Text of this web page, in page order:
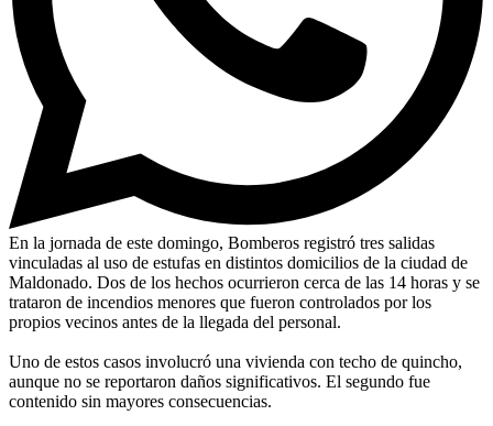
En la jornada de este domingo, Bomberos registró tres salidas
vinculadas al uso de estufas en distintos domicilios de la ciudad de
Maldonado. Dos de los hechos ocurrieron cerca de las 14 horas y se
trataron de incendios menores que fueron controlados por los
propios vecinos antes de la llegada del personal.
Uno de estos casos involucró una vivienda con techo de quincho,
aunque no se reportaron daños significativos. El segundo fue
contenido sin mayores consecuencias.